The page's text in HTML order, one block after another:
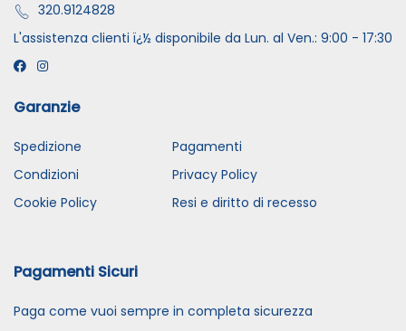
320.9124828
L'assistenza clienti ï¿½ disponibile da Lun. al Ven.: 9:00 - 17:30
Garanzie
Spedizione
Pagamenti
Condizioni
Privacy Policy
Cookie Policy
Resi e diritto di recesso
Pagamenti Sicuri
Paga come vuoi sempre in completa sicurezza